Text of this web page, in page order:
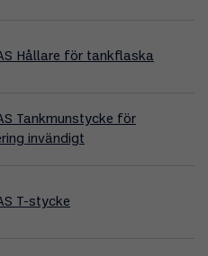
Hållare för tankflaska
Tankmunstycke för
invändigt
T-stycke